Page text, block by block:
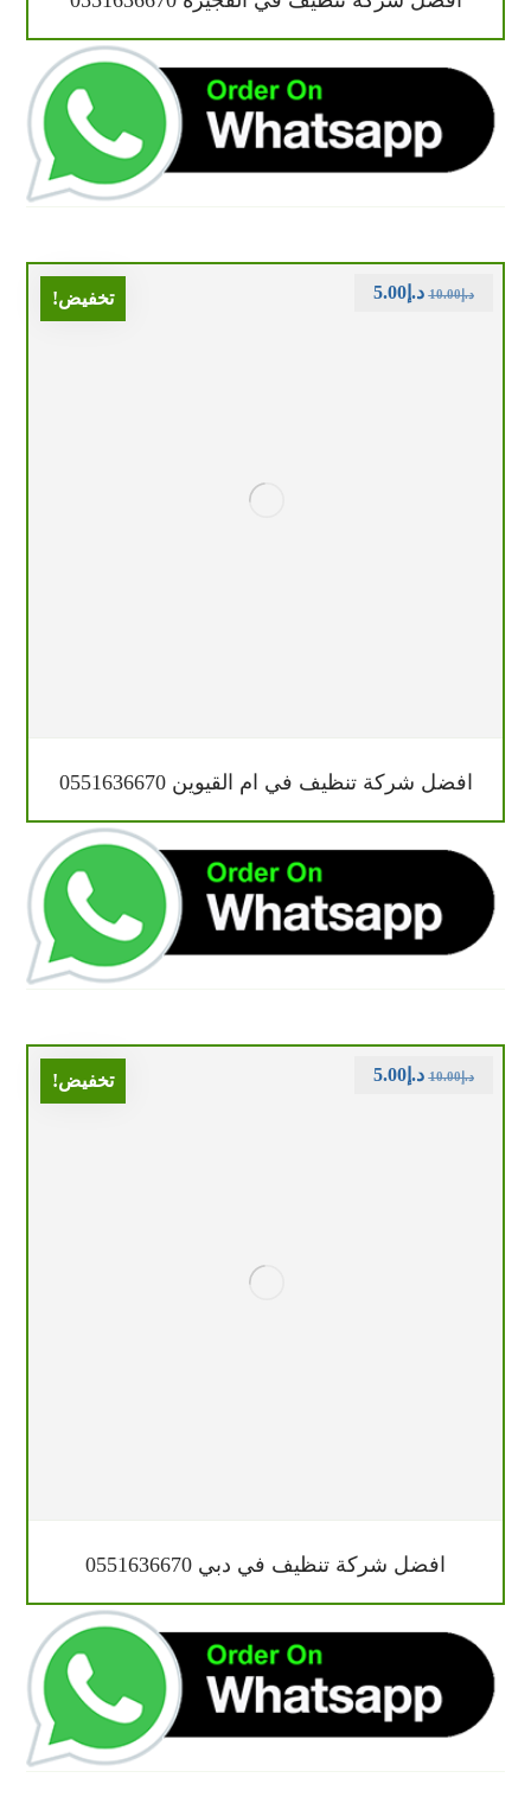
تخفيض!
افضل شركة تنظيف في ام القيوين 0551636670
د.إ10.00 د.إ5.00
تخفيض!
افضل شركة تنظيف في دبي 0551636670
د.إ10.00 د.إ5.00